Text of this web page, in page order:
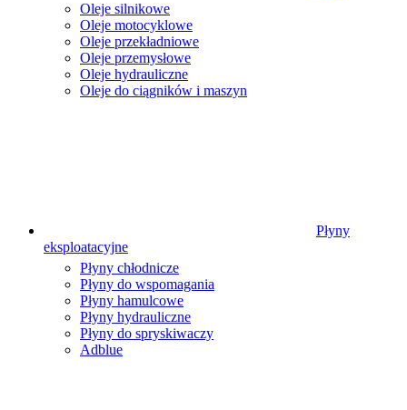
Oleje silnikowe
Oleje motocyklowe
Oleje przekładniowe
Oleje przemysłowe
Oleje hydrauliczne
Oleje do ciągników i maszyn
Płyny
eksploatacyjne
Płyny chłodnicze
Płyny do wspomagania
Płyny hamulcowe
Płyny hydrauliczne
Płyny do spryskiwaczy
Adblue